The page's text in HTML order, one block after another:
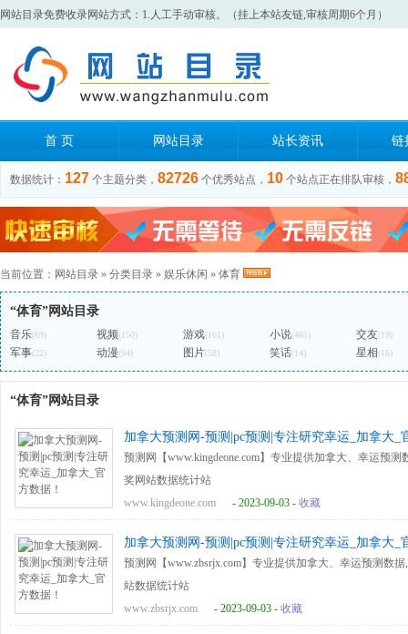
网站目录免费收录网站方式：1.人工手动审核。（挂上本站友链,审核周期6个月）
首 页 网站目录 站长资讯 链
数据统计： 127 个主题分类， 82726 个优秀站点， 10 个站点正在排队审核，
当前位置： 网站目录 » 分类目录 » 娱乐休闲 » 体育
“体育”网站目录
音乐(69) 视频(150) 游戏(161) 小说(465) 交友(19)
军事(22) 动漫(94) 图片(58) 笑话(14) 星相(16)
“体育”网站目录
加拿大预测网-预测|pc预测|专注研究幸运_加拿大_
预测网【www.kingdeone.com】专业提供加拿大、幸运预
奖网站数据统计站
www.kingdeone.com
- 2023-09-03 - 收藏
加拿大预测网-预测|pc预测|专注研究幸运_加拿大_
预测网【www.zbsrjx.com】专业提供加拿大、幸运预测数
站数据统计站
www.zbsrjx.com
- 2023-09-03 - 收藏